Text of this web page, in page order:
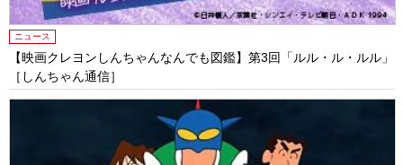
ニュース
【映画クレヨンしんちゃんなんでも図鑑】第3回「ルル・ル・ルル」
［しんちゃん通信］